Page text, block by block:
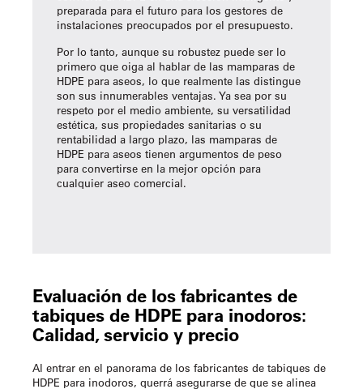
preparada para el futuro para los gestores de
instalaciones preocupados por el presupuesto.
Por lo tanto, aunque su robustez puede ser lo
primero que oiga al hablar de las mamparas de
HDPE para aseos, lo que realmente las distingue
son sus innumerables ventajas. Ya sea por su
respeto por el medio ambiente, su versatilidad
estética, sus propiedades sanitarias o su
rentabilidad a largo plazo, las mamparas de
HDPE para aseos tienen argumentos de peso
para convertirse en la mejor opción para
cualquier aseo comercial.
Evaluación de los fabricantes de
tabiques de HDPE para inodoros:
Calidad, servicio y precio
Al entrar en el panorama de los fabricantes de tabiques de
HDPE para inodoros, querrá asegurarse de que se alinea